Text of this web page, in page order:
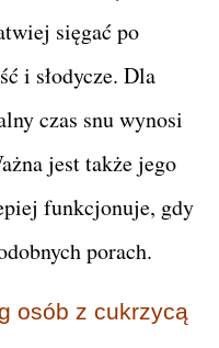
sięgać po
i słodycze. Dla
czas snu wynosi
jest także jego
funkcjonuje, gdy
porach.
osób z cukrzycą